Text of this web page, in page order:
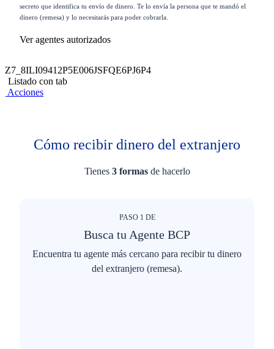
secreto que identifica tu envío de dinero. Te lo envía la persona que te mandó el
dinero (remesa) y lo necesitarás para poder cobrarla.
Ver agentes autorizados
Z7_8ILI09412P5E006JSFQE6PJ6P4
Listado con tab
Acciones
Cómo recibir dinero del extranjero
Tienes 3 formas de hacerlo
PASO 1 DE
Busca tu Agente BCP
Encuentra tu agente más cercano para recibir tu dinero
del extranjero (remesa).